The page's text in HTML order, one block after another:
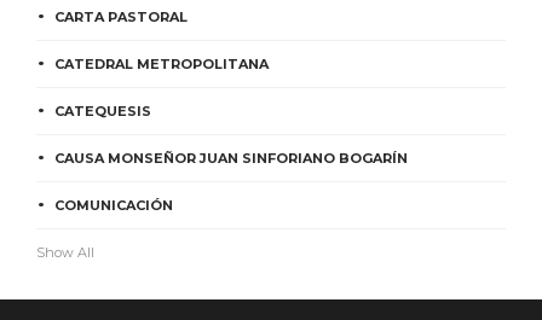
CARTA PASTORAL
CATEDRAL METROPOLITANA
CATEQUESIS
CAUSA MONSEÑOR JUAN SINFORIANO BOGARÍN
COMUNICACIÓN
Show All